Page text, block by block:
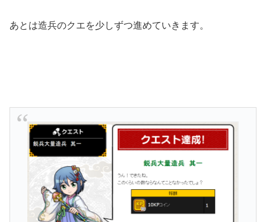
あとは造兵のクエを少しずつ進めていきます。